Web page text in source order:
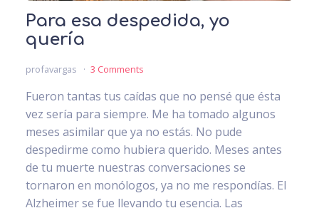
Para esa despedida, yo
quería
profavargas 3 Comments
Fueron tantas tus caídas que no pensé que ésta
vez sería para siempre. Me ha tomado algunos
meses asimilar que ya no estás. No pude
despedirme como hubiera querido. Meses antes
de tu muerte nuestras conversaciones se
tornaron en monólogos, ya no me respondías. El
Alzheimer se fue llevando tu esencia. Las